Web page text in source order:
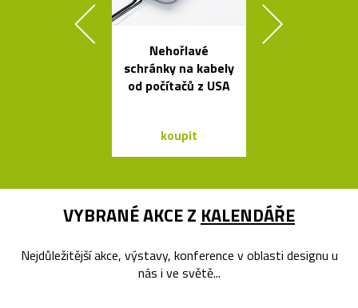
Nehořlavé
schránky na kabely
od počítačů z USA
koupit
VYBRANÉ AKCE Z KALENDÁŘE
Nejdůležitější akce, výstavy, konference v oblasti designu u
nás i ve světě...